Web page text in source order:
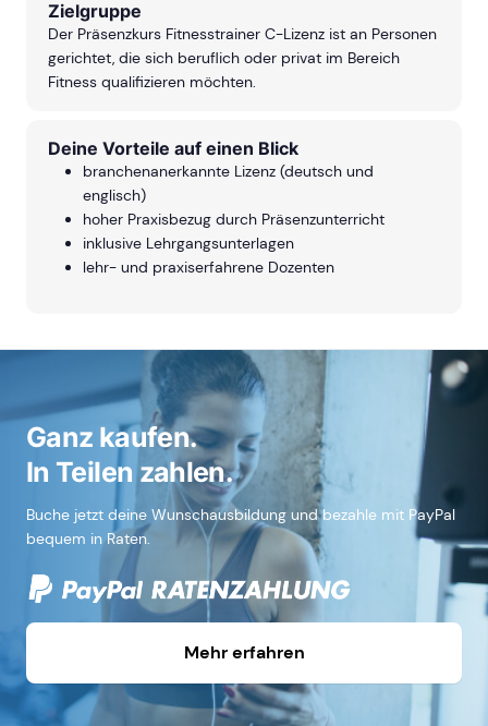
Zielgruppe
Der Präsenzkurs Fitnesstrainer C-Lizenz ist an Personen
gerichtet, die sich beruflich oder privat im Bereich
Fitness qualifizieren möchten.
Deine Vorteile auf einen Blick
branchenanerkannte Lizenz (deutsch und
englisch)
hoher Praxisbezug durch Präsenzunterricht
inklusive Lehrgangsunterlagen
lehr- und praxiserfahrene Dozenten
Ganz kaufen.
In Teilen zahlen.
Buche jetzt deine Wunschausbildung und bezahle mit PayPal
bequem in Raten.
Mehr erfahren